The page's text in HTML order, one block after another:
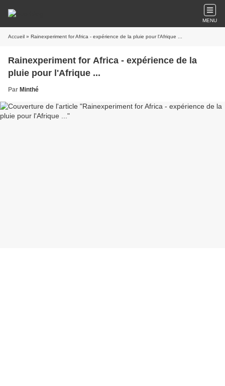
MENU
Accueil » Rainexperiment for Africa - expérience de la pluie pour l'Afrique ...
Rainexperiment for Africa - expérience de la
pluie pour l'Afrique ...
Par Minthé